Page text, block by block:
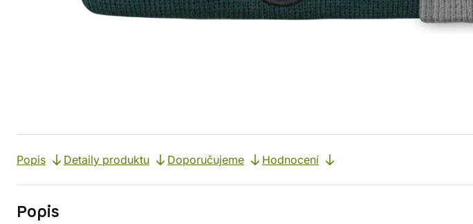
Popis Detaily produktu Doporučujeme Hodnocení
Popis